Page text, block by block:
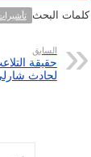
كلمات البحث
السابق
حقيقة
لحادث